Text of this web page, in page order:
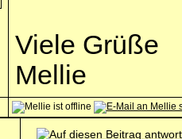
Viele Grüße
Mellie